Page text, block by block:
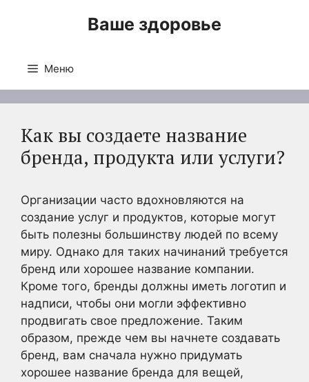
Ваше здоровье
Меню
Как вы создаете название
бренда, продукта или услуги?
Организации часто вдохновляются на
создание услуг и продуктов, которые могут
быть полезны большинству людей по всему
миру. Однако для таких начинаний требуется
бренд или хорошее название компании.
Кроме того, бренды должны иметь логотип и
надписи, чтобы они могли эффективно
продвигать свое предложение. Таким
образом, прежде чем вы начнете создавать
бренд, вам сначала нужно придумать
хорошее название бренда для вещей,